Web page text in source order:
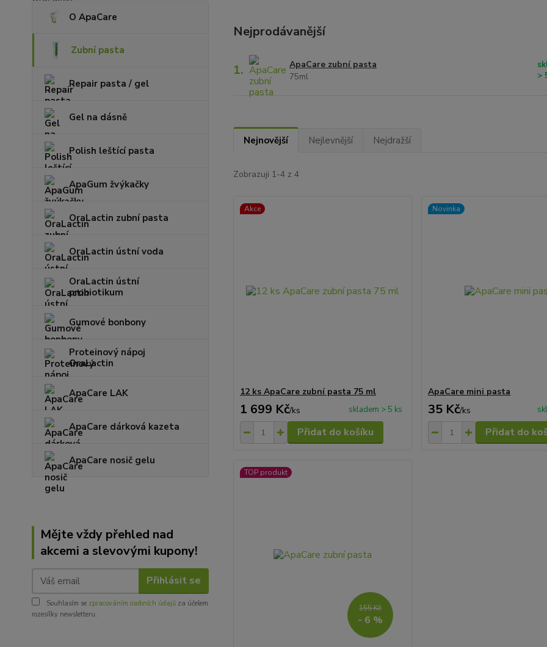
O ApaCare
Zubní pasta
Repair pasta / gel
Gel na dásně
Polish leštící pasta
ApaGum žvýkačky
OraLactin zubní pasta
OraLactin ústní voda
OraLactin ústní
probiotikum
Gumové bonbony
Proteinový nápoj
OraLactin
ApaCare LAK
ApaCare dárková kazeta
ApaCare nosič gelu
Mějte vždy přehled nad
akcemi a slevovými kupony!
Přihlásit se
Souhlasím se zpracováním osobních údajů za účelem
rozesílky newsletteru.
Nejprodávanější
1. ApaCare zubní pasta
75ml
>
Nejnovější Nejlevnější Nejdražší
Zobrazuji 1-4 z 4
Akce
12 ks ApaCare zubní pasta 75 ml
1 699 Kč/ks skladem > 5 ks
Přidat do košíku
Novinka
ApaCare mini pasta
35 Kč/ks
Přidat do
TOP produkt
155 Kč
- 6 %